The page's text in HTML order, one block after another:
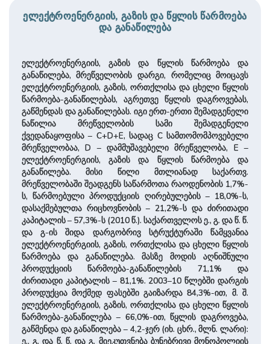
ელექტროენერგიის, გაზის და წყლის წარმოება
და განაწილება
ელექტროენერგიის, გაზის და წყლის წარმოება და
განაწილება, მრეწველობის დარგი, რომელიც მოიცავს
ელექტროენერგიის, გაზის, ორთქლისა და ცხელი წყლის
წარმოება-განაწილებას, აგრეთვე წყლის დაგროვებას,
გაწმენდას და განაწილებას. იგი ერთ-ერთი შემადგენელი
ნაწილია მრეწველობის სამი შემადგენელი
ქვედანაყოფისა – C+D+E, სადაც C სამთომომპოვებელი
მრეწველობაა, D – დამმუშავებელი მრეწველობა, E –
ელექტროენერგიის, გაზის და წყლის წარმოება და
განაწილება. მისი წილი მთლიანად საქართვ.
მრეწველობაში შეადგენს საწარმოთა რაოდენობის 1,7%-
ს, წარმოებული პროდუქციის ღირებულების – 18,0%-ს,
დასაქმებულთა რიცხოვნობის – 21,2%-ს და ძირითადი
კაპიტალის – 57,3%-ს (2010 წ.). საქართველოს ე., გ. და წ. წ.
და გ-ის შიდა დარგობრივ სტრუქტურაში წამყვანია
ელექტროენერგიის, გაზის, ორთქლისა და ცხელი წყლის
წარმოება და განაწილება. მასზე მოდის აღნიშნული
პროდუქციის წარმოება-განაწილების 71,1% და
ძირითადი კაპიტალის – 81,1%. 2003–10 წლებში დარგის
პროდუქცია მოქმედ ფასებში გაიზარდა 84,3%-ით, მ. შ.
ელექტროენერგიის, გაზის, ორთქლისა და ცხელი წყლის
წარმოება-განაწილება – 66,0%-ით, წყლის დაგროვება,
გაწმენდა და განაწილება – 4,2-ჯერ (იხ. ცხრ., მლნ. ლარი):
ე., გ. და წ. წ. და გ. მიეკუთვნება ბუნებრივი მონოპოლიის